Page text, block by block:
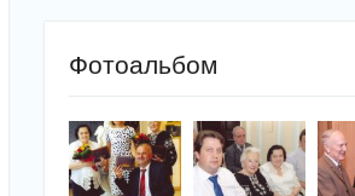
Фотоальбом